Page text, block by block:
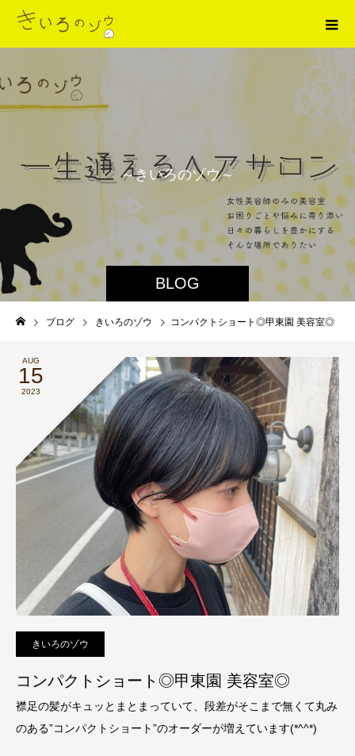
BLOG
～きいろのゾウ～
ブログ きいろのゾウ コンパクトショート◎甲東園 美容室◎
AUG
15
2023
きいろのゾウ
コンパクトショート◎甲東園 美容室◎
襟足の髪がキュッとまとまっていて、段差がそこまで無くて丸み
のある”コンパクトショート”のオーダーが増えています(*^^*)